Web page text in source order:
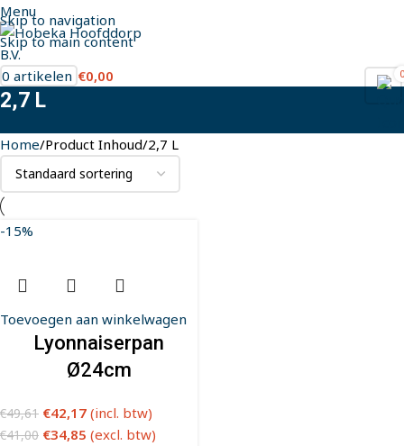
Skip to navigation
Skip to main content
Menu
0
0 artikelen €0,00
2,7 L
Home Product Inhoud 2,7 L
-15%
Toevoegen aan winkelwagen
Lyonnaiserpan
Ø24cm
€49,61 €42,17 (incl. btw)
€41,00 €34,85 (excl. btw)